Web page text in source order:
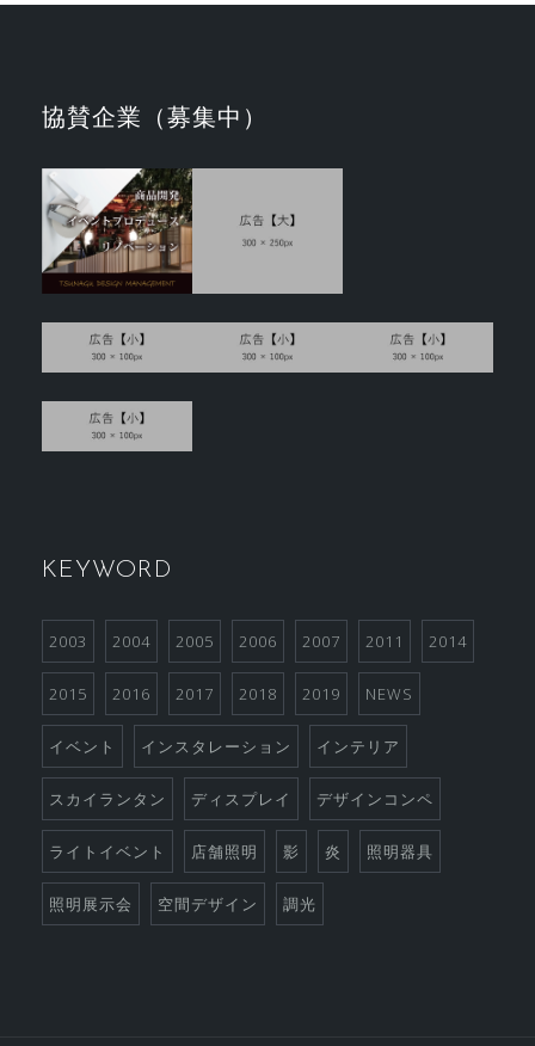
協賛企業（募集中）
KEYWORD
2003 2004 2005 2006 2007 2011 2014
2015 2016 2017 2018 2019 NEWS
イベント インスタレーション インテリア
スカイランタン ディスプレイ デザインコンペ
ライトイベント 店舗照明 影 炎 照明器具
照明展示会 空間デザイン 調光